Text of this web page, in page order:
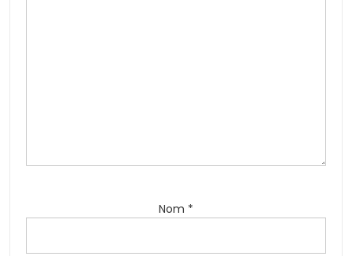
Nom *